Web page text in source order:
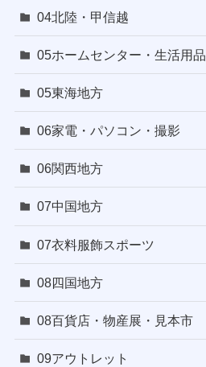
04北陸・甲信越
05ホームセンター・生活用品
05東海地方
06家電・パソコン・撮影
06関西地方
07中国地方
07衣料服飾スポーツ
08四国地方
08百貨店・物産展・見本市
09アウトレット